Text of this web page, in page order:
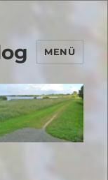
MENÜ